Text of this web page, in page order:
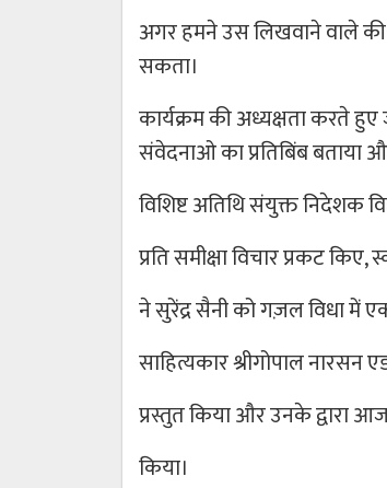
अगर हमने उस लिखवाने वाले
सकता।
कार्यक्रम की अध्यक्षता करते हुए
संवेदनाओ का प्रतिबिंब बताया
विशिष्ट अतिथि संयुक्त निदेशक
प्रति समीक्षा विचार प्रकट
ने सुरेंद्र सैनी को गज़ल विधा में
साहित्यकार श्रीगोपाल
प्रस्तुत किया और उनके द्वारा
किया।